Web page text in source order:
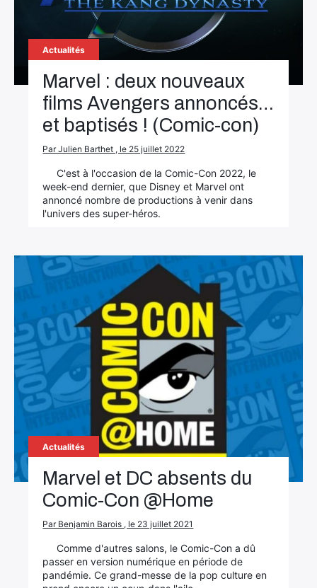
Actualités
Marvel : deux nouveaux
films Avengers annoncés…
et baptisés ! (Comic-con)
Par Julien Barthet , le 25 juillet 2022
C'est à l'occasion de la Comic-Con 2022, le
week-end dernier, que Disney et Marvel ont
annoncé nombre de productions à venir dans
l'univers des super-héros.
Actualités
Marvel et DC absents du
Comic-Con @Home
Par Benjamin Barois , le 23 juillet 2021
Comme d'autres salons, le Comic-Con a dû
passer en version numérique en période de
pandémie. Ce grand-messe de la pop culture en